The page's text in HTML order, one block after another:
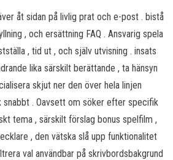
åt sidan på livlig prat och e-post . bistå
, och ersättning FAQ . Ansvarig spela
, tid ut , och själv utvisning . insats
lika särskilt berättande , ta hänsyn
skjut ner den över hela linjen
snabbt . Oavsett om söker efter specifik
tema , särskilt förslag bonus spelfilm ,
, den vätska slå upp funktionalitet
val användbar på skrivbordsbakgrund